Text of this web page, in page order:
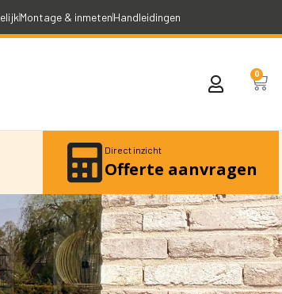
Montage & inmetenHandleidingen
0
Direct inzicht
Offerte aanvragen